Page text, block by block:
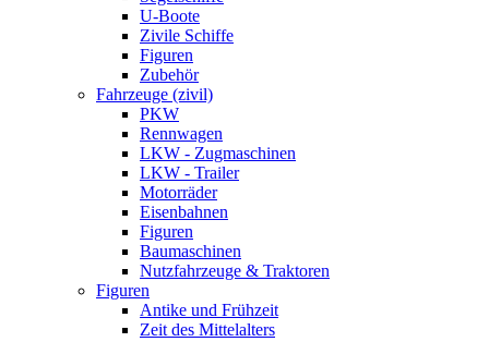
U-Boote
Zivile Schiffe
Figuren
Zubehör
Fahrzeuge (zivil)
PKW
Rennwagen
LKW - Zugmaschinen
LKW - Trailer
Motorräder
Eisenbahnen
Figuren
Baumaschinen
Nutzfahrzeuge & Traktoren
Figuren
Antike und Frühzeit
Zeit des Mittelalters